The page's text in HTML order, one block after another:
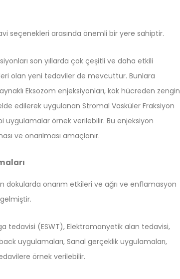
seçenekleri arasında önemli bir yere sahiptir.
son yıllarda çok çeşitli ve daha etkili
olan yeni tedaviler de mevcuttur. Bunlara
Eksozom enjeksiyonları, kök hücreden zengin
edilerek uygulanan Stromal Vasküler Fraksiyon
örnek verilebilir. Bu enjeksiyon
ve onarılması amaçlanır.
dokularda onarım etkileri ve ağrı ve enflamasyon
tedavisi (ESWT), Elektromanyetik alan tedavisi,
uygulamaları, Sanal gerçeklik uygulamaları,
örnek verilebilir.